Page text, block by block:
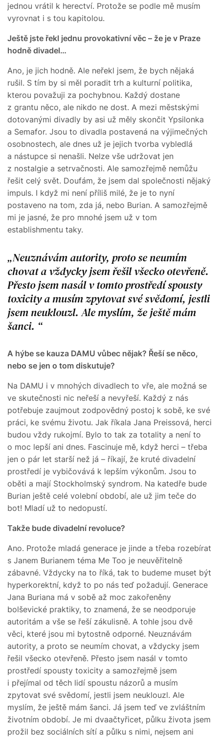
jednou vrátil k herectví. Protože se podle mě musím
vyrovnat i s tou kapitolou.
Ještě jste řekl jednu provokativní věc – že je v Praze
hodně divadel…
Ano, je jich hodně. Ale neřekl jsem, že bych nějaká
rušil. S tím by si měl poradit trh a kulturní politika,
kterou považuji za pochybnou. Každý dostane
z grantu něco, ale nikdo ne dost. A mezi městskými
dotovanými divadly by asi už měly skončit Ypsilonka
a Semafor. Jsou to divadla postavená na výjimečných
osobnostech, ale dnes už je jejich tvorba vybledlá
a nástupce si nenašli. Nelze vše udržovat jen
z nostalgie a setrvačnosti. Ale samozřejmě nemůžu
řešit celý svět. Doufám, že jsem dal společnosti nějaký
impuls. I když mi není příliš milé, že je to nyní
postaveno na tom, zda já, nebo Burian. A samozřejmě
mi je jasné, že pro mnohé jsem už v tom
establishmentu taky.
Neuznávám autority, proto se neumím
chovat a vždycky jsem řešil všecko otevřeně.
Přesto jsem nasál v tomto prostředí spousty
toxicity a musím zpytovat své svědomí, jestli
jsem neuklouzl. Ale myslím, že ještě mám
šanci.
A hýbe se kauza DAMU vůbec nějak? Řeší se něco,
nebo se jen o tom diskutuje?
Na DAMU i v mnohých divadlech to vře, ale možná se
ve skutečnosti nic neřeší a nevyřeší. Každý z nás
potřebuje zaujmout zodpovědný postoj k sobě, ke své
práci, ke svému životu. Jak říkala Jana Preissová, herci
budou vždy rukojmí. Bylo to tak za totality a není to
o moc lepší ani dnes. Fascinuje mě, když herci – třeba
jen o pár let starší než já – říkají, že kruté divadelní
prostředí je vybičovává k lepším výkonům. Jsou to
oběti a mají Stockholmský syndrom. Na katedře bude
Burian ještě celé volební období, ale už jim teče do
bot! Mladí už to nedopustí.
Takže bude divadelní revoluce?
Ano. Protože mladá generace je jinde a třeba rozebírat
s Janem Burianem téma Me Too je neuvěřitelně
zábavné. Vždycky na to říká, tak to budeme muset být
hyperkorektní, když to po nás teď požadují. Generace
Jana Buriana má v sobě až moc zakořeněny
bolševické praktiky, to znamená, že se neodporuje
autoritám a vše se řeší zákulisně. A tohle jsou dvě
věci, které jsou mi bytostně odporné. Neuznávám
autority, a proto se neumím chovat, a vždycky jsem
řešil všecko otevřeně. Přesto jsem nasál v tomto
prostředí spousty toxicity a samozřejmě jsem
i přejímal od těch lidí spoustu názorů a musím
zpytovat své svědomí, jestli jsem neuklouzl. Ale
myslím, že ještě mám šanci. Já jsem teď ve zvláštním
životním období. Je mi dvaačtyřicet, půlku života jsem
prožil bez sociálních sítí a půlku s nimi, nejsem ani